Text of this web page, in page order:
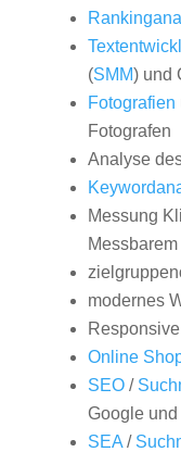
(SMM) und
Fotografien
Fotografen
Analyse
Messung
modernes
Online
SEO/
Google
SEA/